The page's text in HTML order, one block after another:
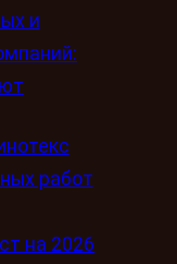
и
работ
на 2026